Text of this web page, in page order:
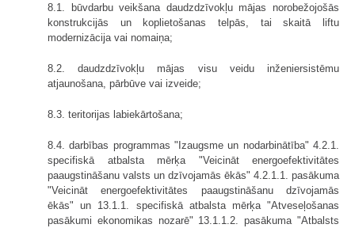
8.1. būvdarbu veikšana daudzdzīvokļu mājas norobežojošās
konstrukcijās un koplietošanas telpās, tai skaitā liftu
modernizācija vai nomaiņa;
8.2. daudzdzīvokļu mājas visu veidu inženiersistēmu
atjaunošana, pārbūve vai izveide;
8.3. teritorijas labiekārtošana;
8.4. darbības programmas "Izaugsme un nodarbinātība" 4.2.1.
specifiskā atbalsta mērķa "Veicināt energoefektivitātes
paaugstināšanu valsts un dzīvojamās ēkās" 4.2.1.1. pasākuma
"Veicināt energoefektivitātes paaugstināšanu dzīvojamās
ēkās" un 13.1.1. specifiskā atbalsta mērķa "Atveseļošanas
pasākumi ekonomikas nozarē" 13.1.1.2. pasākuma "Atbalsts